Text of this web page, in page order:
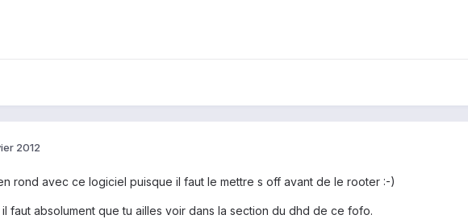
2012
rond avec ce logiciel puisque il faut le mettre s off avant de le rooter :-)
faut absolument que tu ailles voir dans la section du dhd de ce fofo.